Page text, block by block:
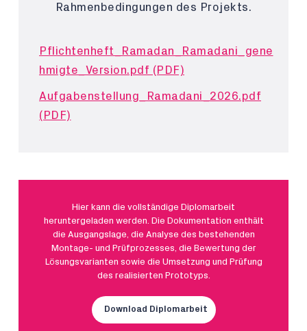
Rahmenbedingungen des Projekts.
Pflichtenheft_Ramadan_Ramadani_gene
hmigte_Version.pdf (PDF)
Aufgabenstellung_Ramadani_2026.pdf
(PDF)
Hier kann die vollständige Diplomarbeit
heruntergeladen werden. Die Dokumentation enthält
die Ausgangslage, die Analyse des bestehenden
Montage- und Prüfprozesses, die Bewertung der
Lösungsvarianten sowie die Umsetzung und Prüfung
des realisierten Prototyps.
Download Diplomarbeit